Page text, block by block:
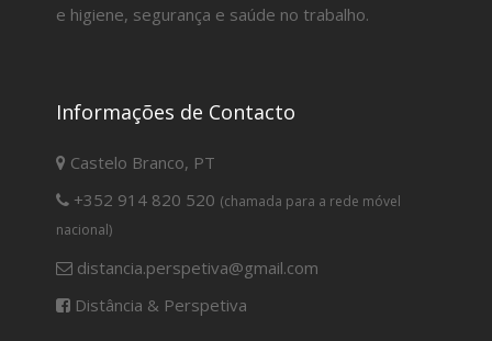
e higiene, segurança e saúde no trabalho.
Informações de Contacto
Castelo Branco, PT
+352 914 820 520 (chamada para a rede móvel
nacional)
distancia.perspetiva@gmail.com
Distância & Perspetiva